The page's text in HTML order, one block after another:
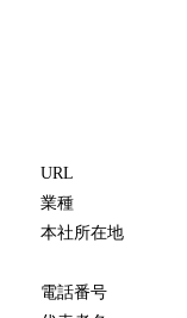
URL
業種
本社所在地
電話番号